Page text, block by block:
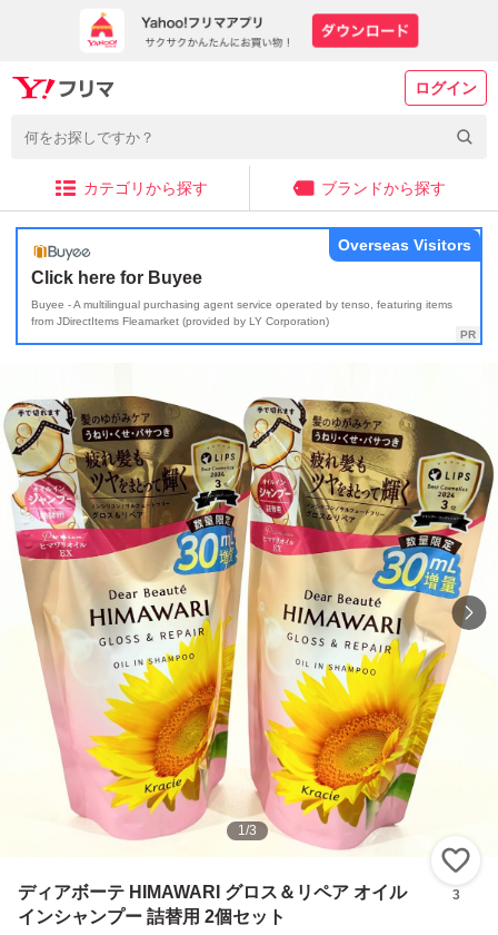
ログイン
カテゴリから探す ブランドから探す
Click here for Buyee
Buyee - A multilingual purchasing agent service operated by tenso, featuring items
from JDirectItems Fleamarket (provided by LY Corporation)
Overseas Visitors
1/3
ディアボーテ HIMAWARI グロス＆リペア オイル
インシャンプー 詰替用 2個セット
3